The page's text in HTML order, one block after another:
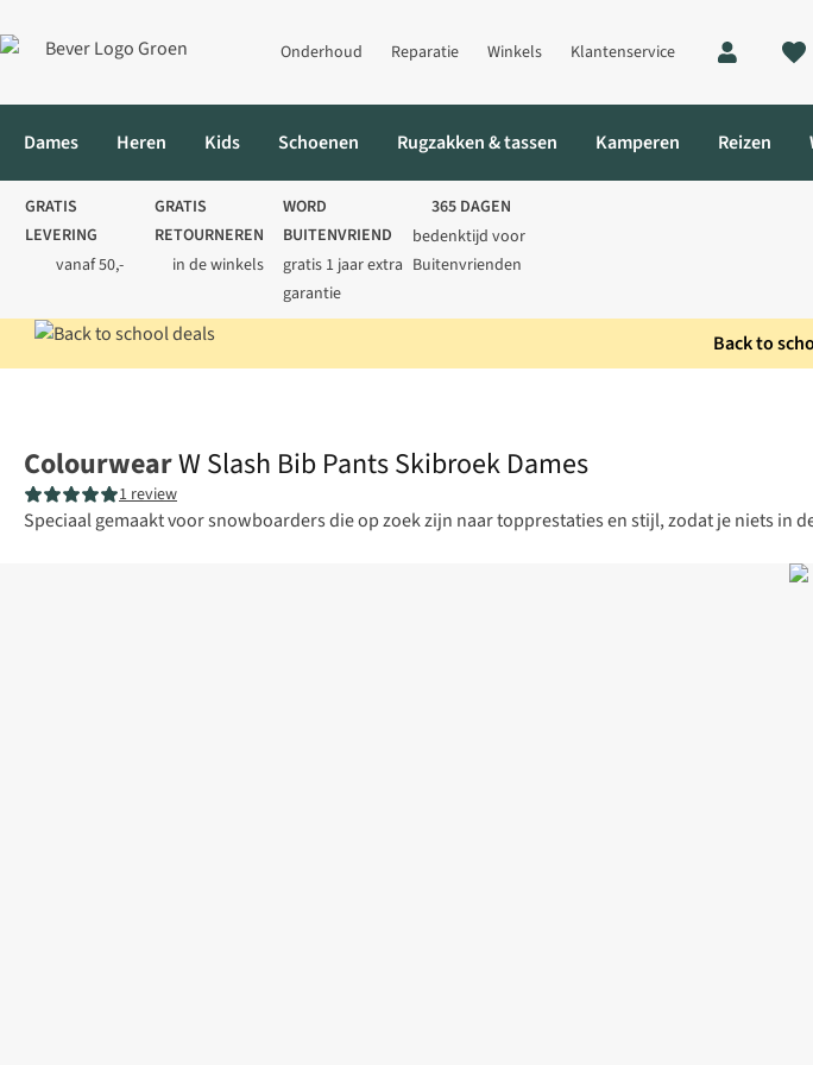
Onderhoud Reparatie Winkels Klantenservice
Dames Heren Kids Schoenen Rugzakken & tassen Kamperen Reizen
GRATIS
LEVERING
vanaf 50,-
GRATIS
RETOURNEREN
in de winkels
WORD
BUITENVRIEND
gratis 1 jaar extra
garantie
365 DAGEN
bedenktijd voor
Buitenvrienden
Back to
ColourwearW Slash Bib Pants Skibroek Dames
1 review
Speciaal gemaakt voor snowboarders die op zoek zijn naar topprestaties en stijl, zodat je niets in